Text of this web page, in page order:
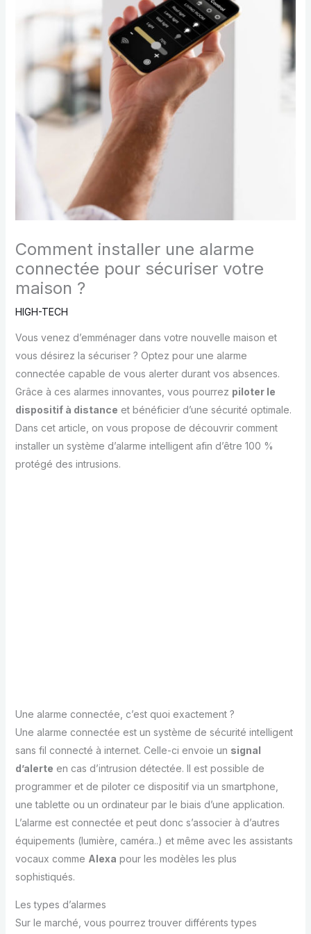
Comment installer une alarme
connectée pour sécuriser votre
maison ?
HIGH-TECH
Vous venez d’emménager dans votre nouvelle maison et
vous désirez la sécuriser ? Optez pour une alarme
connectée capable de vous alerter durant vos absences.
Grâce à ces alarmes innovantes, vous pourrez piloter le
dispositif à distance et bénéficier d’une sécurité optimale.
Dans cet article, on vous propose de découvrir comment
installer un système d’alarme intelligent afin d’être 100 %
protégé des intrusions.
Une alarme connectée, c’est quoi exactement ?
Une alarme connectée est un système de sécurité intelligent
sans fil connecté à internet. Celle-ci envoie un signal
d’alerte en cas d’intrusion détectée. Il est possible de
programmer et de piloter ce dispositif via un smartphone,
une tablette ou un ordinateur par le biais d’une application.
L’alarme est connectée et peut donc s’associer à d’autres
équipements (lumière, caméra..) et même avec les assistants
vocaux comme Alexa pour les modèles les plus
sophistiqués.
Les types d’alarmes
Sur le marché, vous pourrez trouver différents types